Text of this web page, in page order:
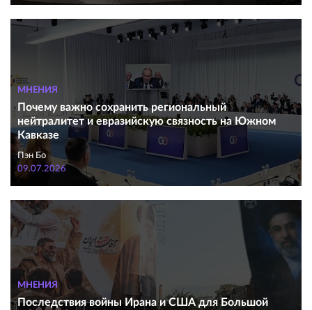
МНЕНИЯ
Почему важно сохранить региональный
нейтралитет и евразийскую связность на Южном
Кавказе
Пэн Бо
09.07.2026
МНЕНИЯ
Последствия войны Ирана и США для Большой